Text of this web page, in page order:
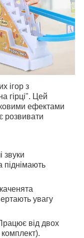
ігор з
гірці". Цей
ефектами
розвивати
звуки
піднімають
увагу
від двох